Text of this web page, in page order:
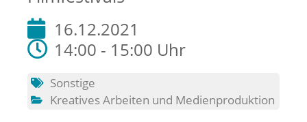
16.12.2021
14:00 - 15:00 Uhr
Sonstige
Kreatives Arbeiten und Medienproduktion